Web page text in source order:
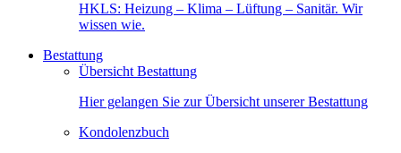
HKLS: Heizung – Klima – Lüftung – Sanitär. Wir
wissen wie.
Bestattung
Übersicht Bestattung
Hier gelangen Sie zur Übersicht unserer Bestattung
Kondolenzbuch